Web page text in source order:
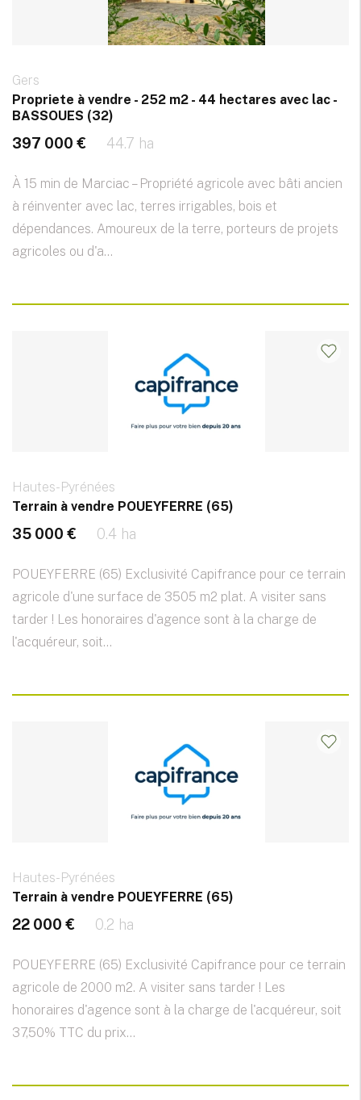
Gers
Propriete à vendre - 252 m2 - 44 hectares avec lac -
BASSOUES (32)
397 000 € 44.7 ha
À 15 min de Marciac – Propriété agricole avec bâti ancien
à réinventer avec lac, terres irrigables, bois et
dépendances. Amoureux de la terre, porteurs de projets
agricoles ou d'a...
Hautes-Pyrénées
Terrain à vendre POUEYFERRE (65)
35 000 € 0.4 ha
POUEYFERRE (65) Exclusivité Capifrance pour ce terrain
agricole d'une surface de 3505 m2 plat. A visiter sans
tarder ! Les honoraires d'agence sont à la charge de
l'acquéreur, soit...
Hautes-Pyrénées
Terrain à vendre POUEYFERRE (65)
22 000 € 0.2 ha
POUEYFERRE (65) Exclusivité Capifrance pour ce terrain
agricole de 2000 m2. A visiter sans tarder ! Les
honoraires d'agence sont à la charge de l'acquéreur, soit
37,50% TTC du prix...